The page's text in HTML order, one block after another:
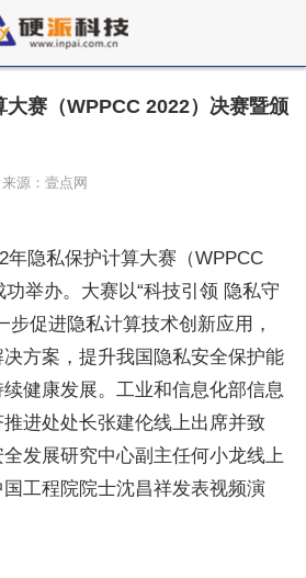
赛（WPPCC 2022）决赛暨颁
源：壹点网
年隐私保护计算大赛（WPPCC
举办。大赛以“科技引领 隐私守
步促进隐私计算技术创新应用，
方案，提升我国隐私安全保护能
健康发展。工业和信息化部信息
进处处长张建伦线上出席并致
发展研究中心副主任何小龙线上
工程院院士沈昌祥发表视频演